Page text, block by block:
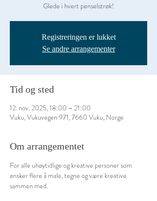
Glede i hvert penselstrøk!
Registreringen er lukket
Se andre arrangementer
Tid og sted
12. nov. 2025, 18:00 – 21:00
Vuku, Vukuvegen 971, 7660 Vuku, Norge
Om arrangementet
For alle uhøytidlige og kreative personer som
ønsker flere å male, tegne og være kreative
sammen med.